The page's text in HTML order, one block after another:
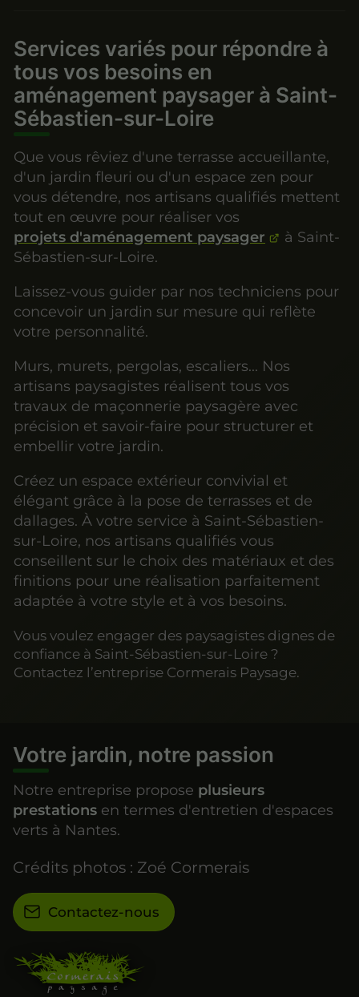
Services variés pour répondre à
tous vos besoins en
aménagement paysager à Saint-
Sébastien-sur-Loire
Que vous rêviez d'une terrasse accueillante,
d'un jardin fleuri ou d'un espace zen pour
vous détendre, nos artisans qualifiés mettent
tout en œuvre pour réaliser vos
projets d'aménagement paysager
à Saint-
Sébastien-sur-Loire.
Laissez-vous guider par nos techniciens pour
concevoir un jardin sur mesure qui reflète
votre personnalité.
Murs, murets, pergolas, escaliers... Nos
artisans paysagistes réalisent tous vos
travaux de maçonnerie paysagère avec
précision et savoir-faire pour structurer et
embellir votre jardin.
Créez un espace extérieur convivial et
élégant grâce à la pose de terrasses et de
dallages. À votre service à Saint-Sébastien-
sur-Loire, nos artisans qualifiés vous
conseillent sur le choix des matériaux et des
finitions pour une réalisation parfaitement
adaptée à votre style et à vos besoins.
Vous voulez engager des paysagistes dignes de
confiance à Saint-Sébastien-sur-Loire ?
Contactez l’entreprise Cormerais Paysage.
Votre jardin, notre passion
Notre entreprise propose plusieurs
prestations en termes d'entretien d'espaces
verts à Nantes.
Crédits photos : Zoé Cormerais
Contactez-nous